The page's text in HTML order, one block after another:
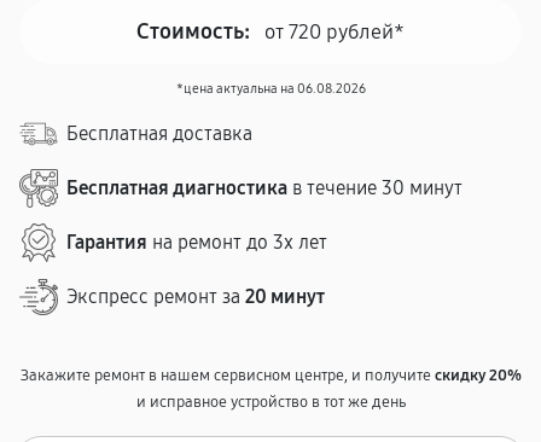
Стоимость: от 720 рублей*
*цена актуальна на 06.08.2026
Бесплатная доставка
Бесплатная диагностика в течение 30 минут
Гарантия на ремонт до 3х лет
Экспресс ремонт за 20 минут
Закажите ремонт в нашем сервисном центре, и получитескидку 20%
и исправное устройство в тот же день